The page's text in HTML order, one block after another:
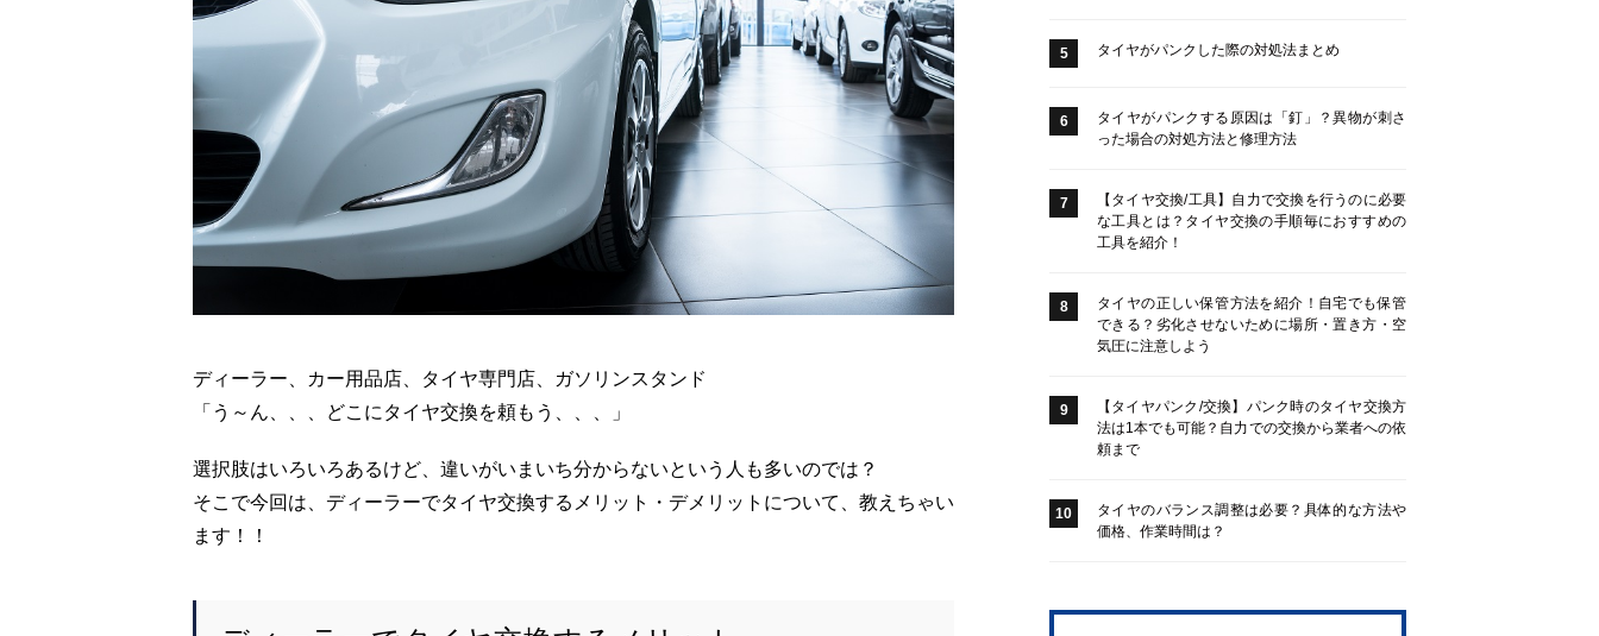
ディーラー、カー用品店、タイヤ専門店、ガソリンスタンド
「う～ん、、、どこにタイヤ交換を頼もう、、、」
選択肢はいろいろあるけど、違いがいまいち分からないという人も多いのでは？
そこで今回は、ディーラーでタイヤ交換するメリット・デメリットについて、教えちゃい
ます！！
5 タイヤがパンクした際の対処法まとめ
6
タイヤがパンクする原因は「釘」？異物が刺さ
った場合の対処方法と修理方法
7
【タイヤ交換/工具】自力で交換を行うのに必要
な工具とは？タイヤ交換の手順毎におすすめの
工具を紹介！
8
タイヤの正しい保管方法を紹介！自宅でも保管
できる？劣化させないために場所・置き方・空
気圧に注意しよう
9
【タイヤパンク/交換】パンク時のタイヤ交換方
法は1本でも可能？自力での交換から業者への依
頼まで
10
タイヤのバランス調整は必要？具体的な方法や
価格、作業時間は？